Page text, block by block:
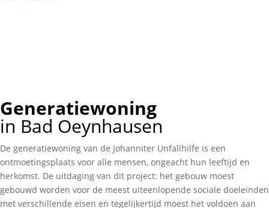
Generatiewoning
in Bad Oeynhausen
De generatiewoning van de Johanniter Unfallhilfe is een
ontmoetingsplaats voor alle mensen, ongeacht hun leeftijd en
herkomst. De uitdaging van dit project: het gebouw moest
gebouwd worden voor de meest uiteenlopende sociale doeleinden
met verschillende eisen en tegelijkertijd moest het voldoen aan